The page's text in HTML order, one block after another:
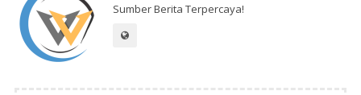
Sumber Berita Terpercaya!